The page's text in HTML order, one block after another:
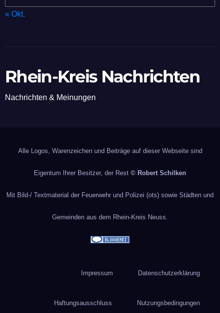
« Okt.
Rhein-Kreis Nachrichten
Nachrichten & Meinungen
Alle Logos, Warenzeichen und Beiträge auf dieser Webseite sind
Eigentum Ihrer Besitzer, der Rest © Robert Schilken
Mit Bild-/ Textmaterial der Feuerwehr und Polizei (ots) sowie Städten und
Gemeinden aus dem Rhein-Kreis Neuss.
Impressum Datenschutzerklärung
Haftungsausschluss Nutzungsbedingungen